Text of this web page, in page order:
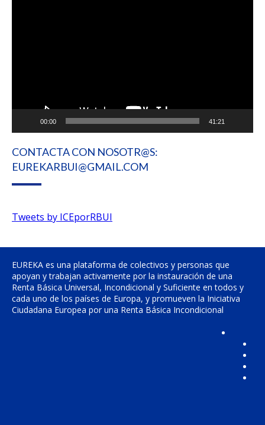
00:00 41:21
CONTACTA CON NOSOTR@S:
EUREKARBUI@GMAIL.COM
Tweets by ICEporRBUI
EUREKA es una plataforma de colectivos y personas que
apoyan y trabajan activamente por la instauración de una
Renta Básica Universal, Incondicional y Suficiente en todos y
cada uno de los países de Europa, y promueven la Iniciativa
Ciudadana Europea por una Renta Básica Incondicional